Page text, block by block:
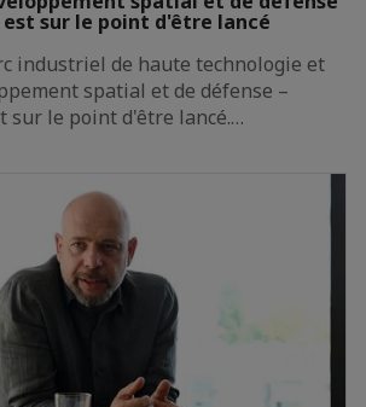
est sur le point d'être lancé
industriel de haute technologie et
spatial et de défense –
sur le point d'être lancé.…